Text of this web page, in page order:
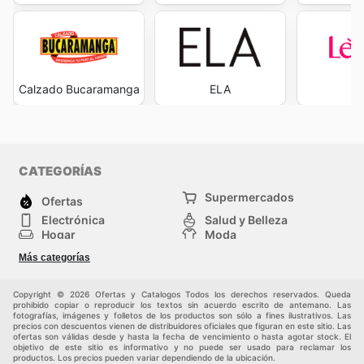
Calzado Bucaramanga ELA
CATEGORÍAS
Ofertas
Supermercados
Electrónica
Salud y Belleza
Hogar
Moda
Herramientas y jardinería
Infancia
Más categorías
Copyright © 2026 Ofertas y Catalogos Todos los derechos reservados. Queda
prohibido copiar o reproducir los textos sin acuerdo escrito de antemano. Las
fotografías, imágenes y folletos de los productos son sólo a fines ilustrativos. Las
precios con descuentos vienen de distribuidores oficiales que figuran en este sitio. Las
ofertas son válidas desde y hasta la fecha de vencimiento o hasta agotar stock. El
objetivo de este sitio es informativo y no puede ser usado para reclamar los
productos. Los precios pueden variar dependiendo de la ubicación.